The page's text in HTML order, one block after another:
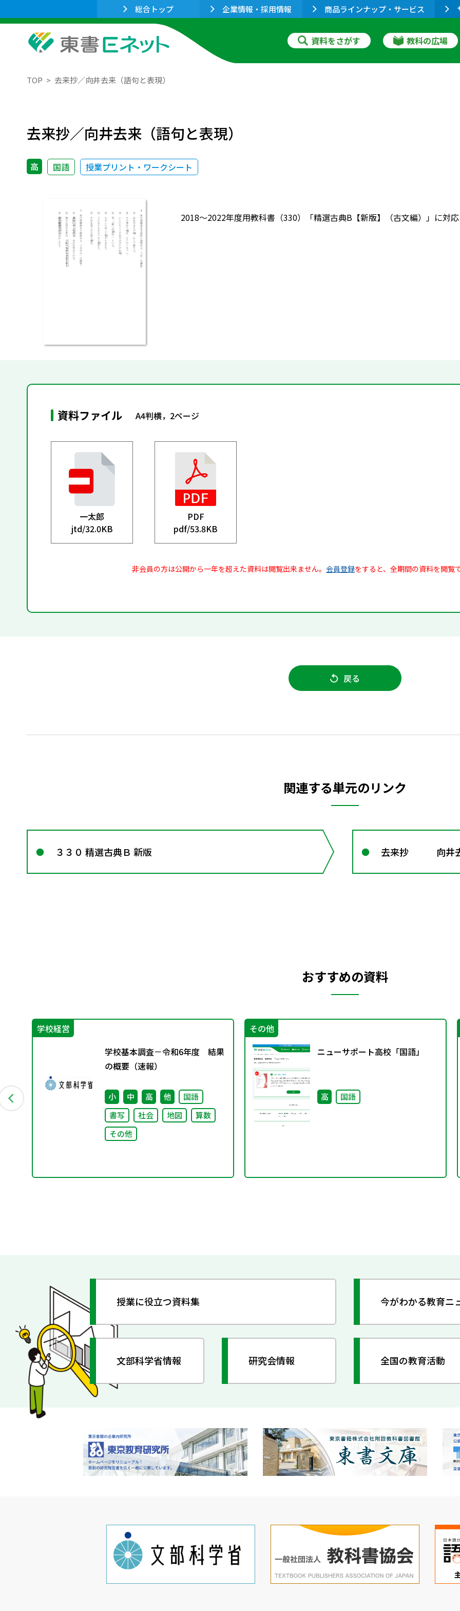
総合トップ 企業情報・採用情報 商品ラインナップ・サービス
資料をさがす 教科の広場
TOP 去来抄／向井去来（語句と表現）
去来抄／向井去来（語句と表現）
高 国語 授業プリント・ワークシート
2018～2022年度用教科書（330）「精選古典B【新版】（古文編）」に対
資料ファイル A4判横，2ページ
一太郎
jtd/32.0KB
PDF
pdf/53.8KB
非会員の方は公開から一年を超えた資料は閲覧出来ません。 会員登録をすると、全期間の資料を閲覧
戻る
関連する単元のリンク
３３０ 精選古典Ｂ 新版 去来抄 向井
おすすめの資料
学校経営
学校基本調査－令和6年度 結果
の概要（速報）
小 中 高 他
国語
書写
社会 地図
算数
その他
その他
ニューサポート高校「国語」
高 国語
授業に役立つ資料集 今がわかる教育ニ
文部科学省情報 研究会情報 全国の教育活動